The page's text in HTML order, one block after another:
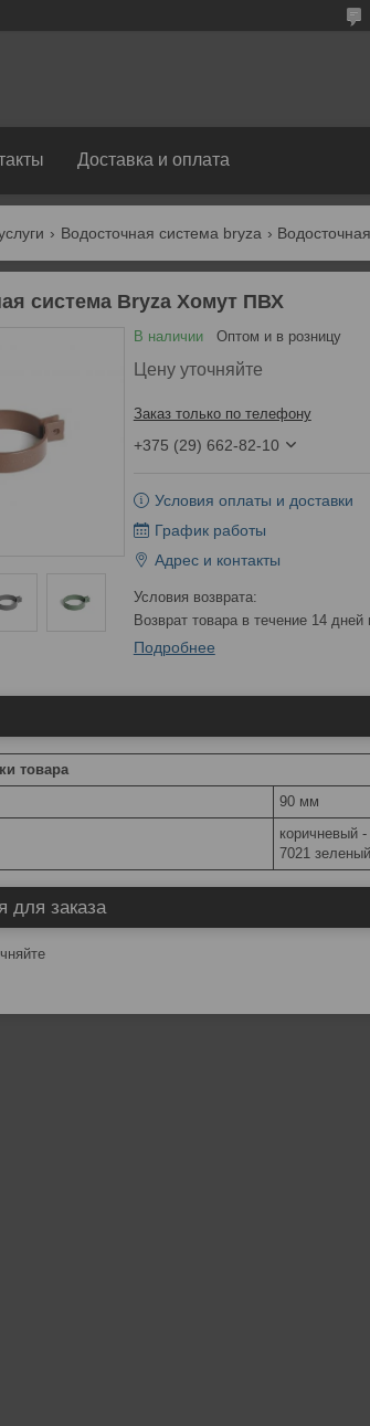
Доставка и оплата
Водосточная система bryza
система Bryza Хомут ПВХ
В наличии Оптом и в розницу
Цену уточняйте
Заказ только по телефону
+375 (29) 662-82-10
Условия оплаты и доставки
График работы
Адрес и контакты
возврат товара в течение 14 дней
Подробнее
товара
90 мм
коричневый
7021
для заказа